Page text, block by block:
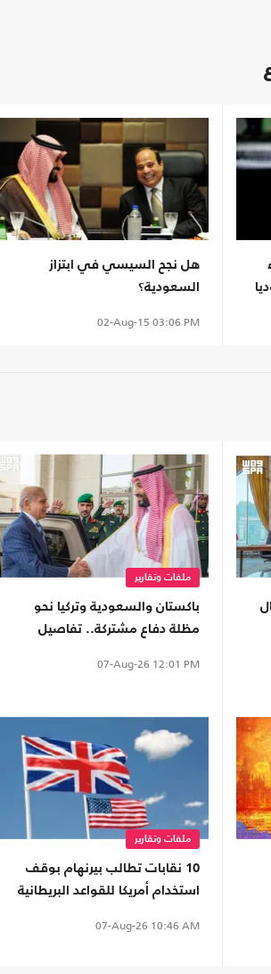
هل نجح السيسي في ابتزاز
السعودية؟
02-Aug-15 03:06 PM
ملفات وتقارير
باكستان والسعودية وتركيا نحو
مظلة دفاع مشتركة.. تفاصيل
07-Aug-26 12:01 PM
ملفات وتقارير
10 نقابات تطالب بيرنهام بوقف
استخدام أمريكا للقواعد البريطانية
07-Aug-26 10:46 AM